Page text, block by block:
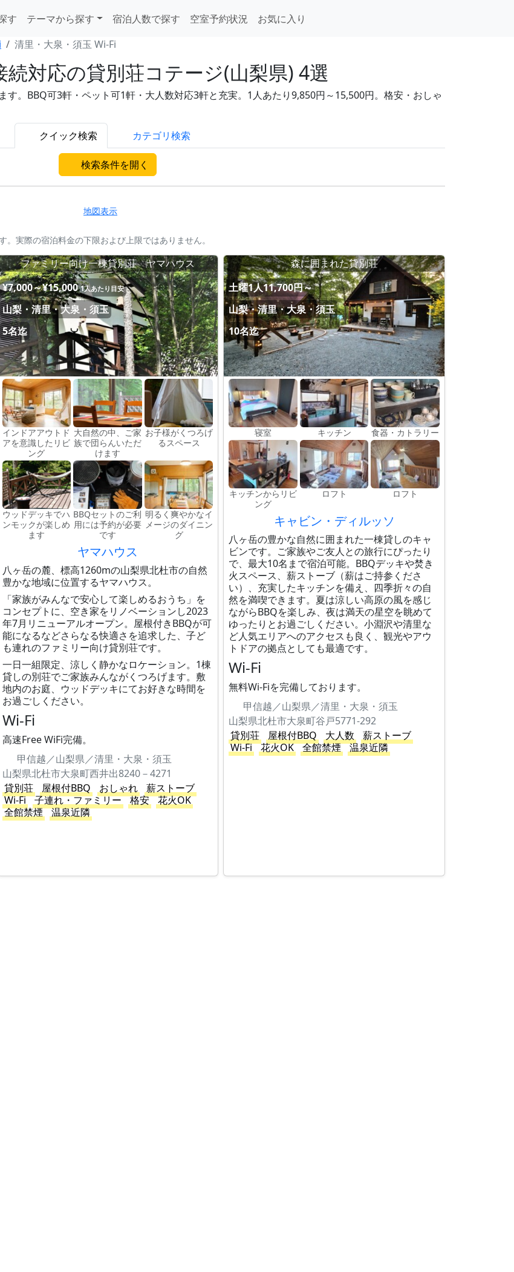
す テーマから探す 宿泊人数で探す 空室予約状況
お気に入り
清里・大泉・須玉 Wi-Fi
対応の貸別荘コテージ(山梨県) 4選
。BBQ可3軒・ペット可1軒・大人数対応3軒と充実。1人あたり9,850円～15,500円。格安・おしゃ
クイック検索 カテゴリ検索
検索条件を開く
地図表示
実際の宿泊料金の下限および上限ではありません。
ファミリー向け一棟貸別荘 ヤマハウス
¥7,000～¥15,000 1人あたり目安
山梨・清里・大泉・須玉
5名迄
インドアアウトド
アを意識したリビ
ング
大自然の中、ご家
族で団らんいただ
けます
お子様がくつろげ
るスペース
ウッドデッキでハ
ンモックが楽しめ
ます
BBQセットのご利
用には予約が必要
です
明るく爽やかなイ
メージのダイニン
グ
ヤマハウス
八ヶ岳の麓、標高1260mの山梨県北杜市の自然
豊かな地域に位置するヤマハウス。
「家族がみんなで安心して楽しめるおうち」を
コンセプトに、空き家をリノベーションし2023
年7月リニューアルオープン。屋根付きBBQが可
能になるなどさらなる快適さを追求した、子ど
も連れのファミリー向け貸別荘です。
一日一組限定、涼しく静かなロケーション。1棟
貸しの別荘でご家族みんながくつろげます。敷
地内のお庭、ウッドデッキにてお好きな時間を
お過ごしください。
Wi-Fi
高速Free WiFi完備。
甲信越／山梨県／清里・大泉・須玉
山梨県北杜市大泉町西井出8240－4271
貸別荘
屋根付BBQ おしゃれ
薪ストーブ
Wi-Fi
子連れ・ファミリー 格安
花火OK
全館禁煙
温泉近隣
森に囲まれた貸別荘
土曜1人11,700円～
山梨・清里・大泉・須玉
10名迄
寝室 キッチン 食器・カトラリー
キッチンからリビ
ング
ロフト ロフト
キャビン・ディルッソ
八ヶ岳の豊かな自然に囲まれた一棟貸しのキャ
ビンです。ご家族やご友人との旅行にぴったり
で、最大10名まで宿泊可能。BBQデッキや焚き
火スペース、薪ストーブ（薪はご持参くださ
い）、充実したキッチンを備え、四季折々の自
然を満喫できます。夏は涼しい高原の風を感じ
ながらBBQを楽しみ、夜は満天の星空を眺めて
ゆったりとお過ごしください。小淵沢や清里な
ど人気エリアへのアクセスも良く、観光やアウ
トドアの拠点としても最適です。
Wi-Fi
無料Wi-Fiを完備しております。
甲信越／山梨県／清里・大泉・須玉
山梨県北杜市大泉町谷戸5771-292
貸別荘
屋根付BBQ 大人数
薪ストーブ
Wi-Fi
花火OK 全館禁煙 温泉近隣